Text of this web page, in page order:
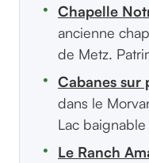
Chapelle
ancienne
de Metz.
Cabanes sur
dans le
Lac
Le Ranch